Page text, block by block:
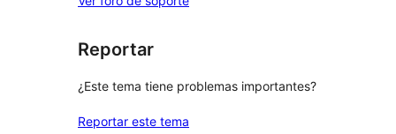
Reportar
¿Este tema tiene problemas importantes?
Reportar este tema